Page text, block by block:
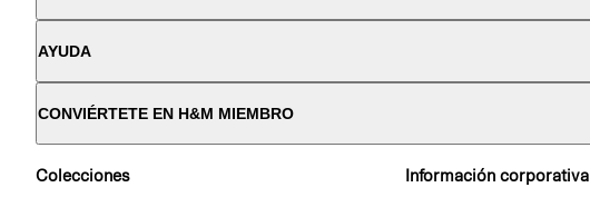
AYUDA
CONVIÉRTETE EN H&M MIEMBRO
Colecciones Información corporativa